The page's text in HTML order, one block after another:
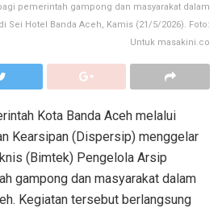
pemerintah gampong dan masyarakat dalam
Sei Hotel Banda Aceh, Kamis (21/5/2026). Foto:
Untuk masakini.co
Kota Banda Aceh melalui
Kearsipan (Dispersip) menggelar
(Bimtek) Pengelola Arsip
gampong dan masyarakat dalam
Kegiatan tersebut berlangsung